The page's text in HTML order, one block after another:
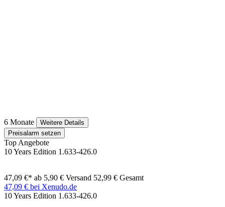
6 Monate
Weitere Details
Preisalarm setzen
Top Angebote
10 Years Edition 1.633-426.0
47,09 €* ab 5,90 € Versand 52,99 € Gesamt
47,09 € bei Xenudo.de
10 Years Edition 1.633-426.0